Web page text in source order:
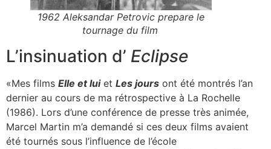
1962 Aleksandar Petrovic prepare le
tournage du film
L’insinuation d’ Eclipse
«Mes films Elle et luiet Les jours ont été montrés l’an
dernier au cours de ma rétrospective à La Rochelle
(1986). Lors d’une conférence de presse très animée,
Marcel Martin m’a demandé si ces deux films avaient
été tournés sous l’influence de l’école